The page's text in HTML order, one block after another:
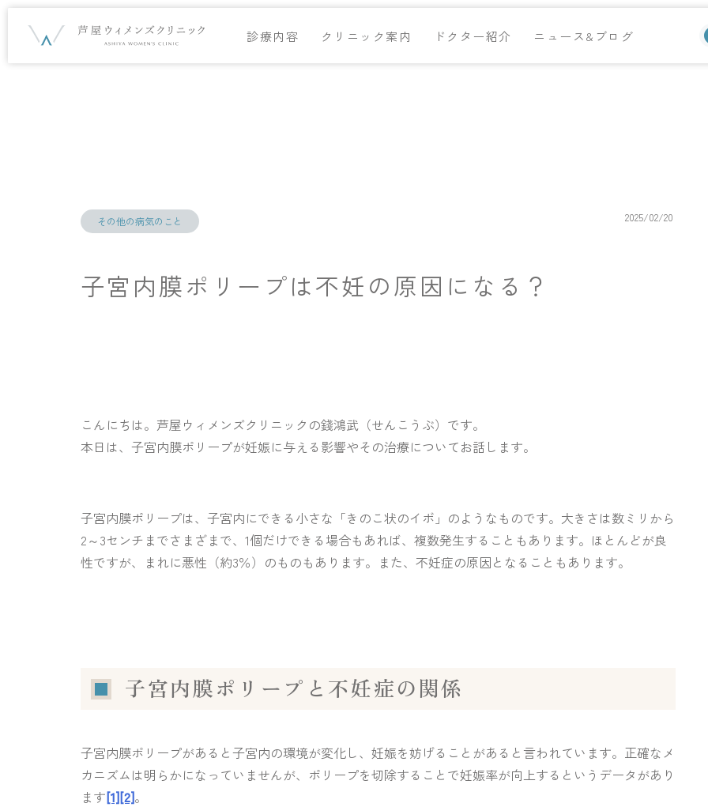
診療内容 クリニック案内 ドクター紹介 ニュース&ブログ
その他の病気のこと 2025/02/20
子宮内膜ポリープは不妊の原因になる？
こんにちは。芦屋ウィメンズクリニックの錢鴻武（せんこうぶ）です。
本日は、子宮内膜ポリープが妊娠に与える影響やその治療についてお話します。
子宮内膜ポリープは、子宮内にできる小さな「きのこ状のイボ」のようなものです。大きさは数ミリから
2～3センチまでさまざまで、1個だけできる場合もあれば、複数発生することもあります。ほとんどが良
性ですが、まれに悪性（約3％）のものもあります。また、不妊症の原因となることもあります。
子宮内膜ポリープと不妊症の関係
子宮内膜ポリープがあると子宮内の環境が変化し、妊娠を妨げることがあると言われています。正確なメ
カニズムは明らかになっていませんが、ポリープを切除することで妊娠率が向上するというデータがあり
ます[1][2]。